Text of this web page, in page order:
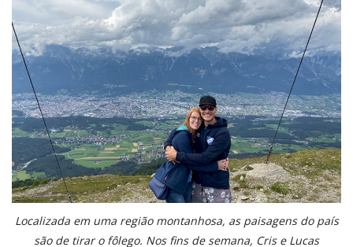
Localizada em uma região montanhosa, as paisagens do país
são de tirar o fôlego. Nos fins de semana, Cris e Lucas